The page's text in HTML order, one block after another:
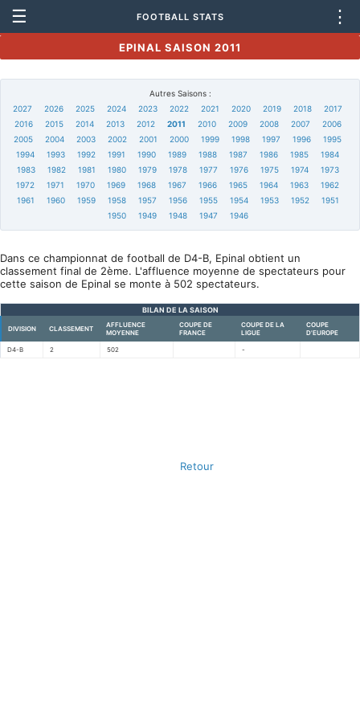
☰ FOOTBALL STATS ⋮
EPINAL SAISON 2011
Autres Saisons :
2027
2026 2025 2024 2023 2022 2021 2020 2019 2018
2017
2016
2015 2014 2013 2012 2011 2010 2009 2008 2007
2006
2005
2004 2003 2002 2001 2000 1999 1998 1997 1996
1995
1994
1993 1992 1991 1990 1989 1988 1987 1986 1985
1984
1983
1982 1981 1980 1979 1978 1977 1976 1975 1974
1973
1972
1971 1970 1969 1968 1967 1966 1965 1964 1963
1962
1961
1960 1959 1958 1957 1956 1955 1954 1953 1952
1951
1950
1949 1948 1947 1946
Dans ce championnat de football de D4-B, Epinal obtient un
classement final de 2ème. L'affluence moyenne de spectateurs pour
cette saison de Epinal se monte à 502 spectateurs.
BILAN DE LA SAISON
DIVISION CLASSEMENT
AFFLUENCE
MOYENNE
COUPE DE
FRANCE
COUPE DE LA
LIGUE
COUPE
D'EUROPE
D4-B 2 502 -
Retour